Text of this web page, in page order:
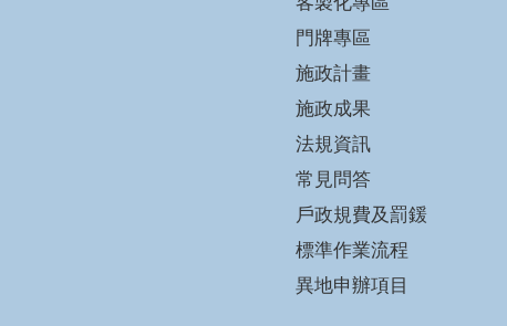
門牌專區
施政計畫
施政成果
法規資訊
常見問答
戶政規費及罰鍰
標準作業流程
異地申辦項目